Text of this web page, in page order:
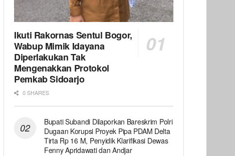
Ikuti Rakornas Sentul Bogor,
Wabup Mimik Idayana
Diperlakukan Tak
Mengenakkan Protokol
Pemkab Sidoarjo
0 SHARES
Bupati Subandi Dilaporkan Bareskrim Polri
Dugaan Korupsi Proyek Pipa PDAM Delta
Tirta Rp 16 M, Penyidik Klarifikasi Dewas
Fenny Apridawati dan Andjar